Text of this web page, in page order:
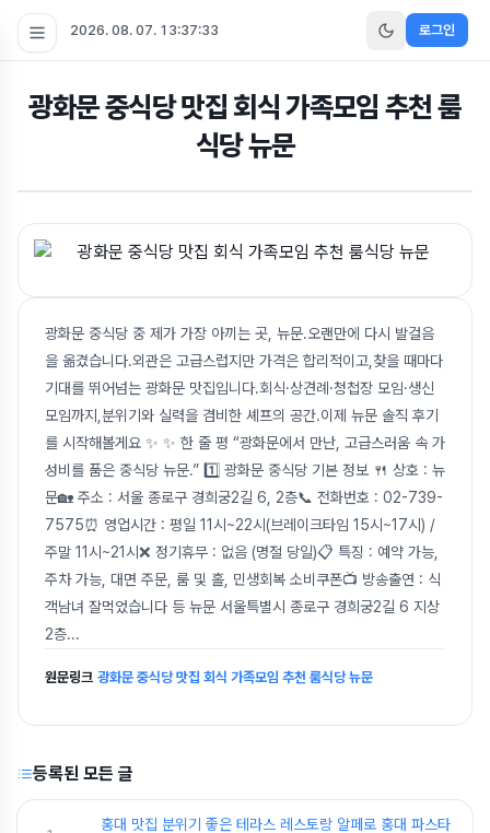
2026. 08. 07. 13:37:34 로그인
광화문 중식당 맛집 회식 가족모임 추천 룸
식당 뉴문
광화문 중식당 중 제가 가장 아끼는 곳, 뉴문.오랜만에 다시 발걸음
을 옮겼습니다.외관은 고급스럽지만 가격은 합리적이고,찾을 때마다
기대를 뛰어넘는 광화문 맛집입니다.회식·상견례·청첩장 모임·생신
모임까지,분위기와 실력을 겸비한 셰프의 공간.이제 뉴문 솔직 후기
를 시작해볼게요 ✨ ✨ 한 줄 평 “광화문에서 만난, 고급스러움 속 가
성비를 품은 중식당 뉴문.” 1️⃣ 광화문 중식당 기본 정보 🍴 상호 : 뉴
문🏡 주소 : 서울 종로구 경희궁2길 6, 2층📞 전화번호 : 02-739-
7575⏰ 영업시간 : 평일 11시~22시(브레이크타임 15시~17시) /
주말 11시~21시❌ 정기휴무 : 없음 (명절 당일)📋 특징 : 예약 가능,
주차 가능, 대면 주문, 룸 및 홀, 민생회복 소비쿠폰📺 방송출연 : 식
객남녀 잘먹었습니다 등 뉴문 서울특별시 종로구 경희궁2길 6 지상
2층...
원문링크 광화문 중식당 맛집 회식 가족모임 추천 룸식당 뉴문
등록된 모든 글
홍대 맛집 분위기 좋은 테라스 레스토랑 알페로 홍대 파스타